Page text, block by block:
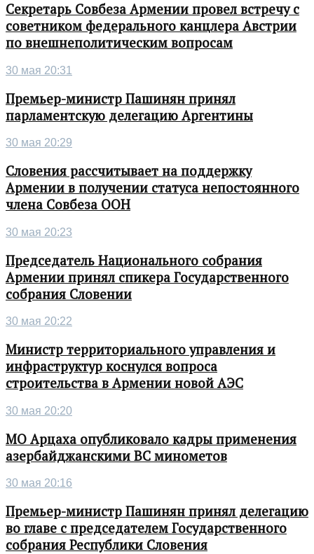
Секретарь Совбеза Армении провел встречу с
советником федерального канцлера Австрии
по внешнеполитическим вопросам
30 мая 20:31
Премьер-министр Пашинян принял
парламентскую делегацию Аргентины
30 мая 20:29
Словения рассчитывает на поддержку
Армении в получении статуса непостоянного
члена Совбеза ООН
30 мая 20:23
Председатель Национального собрания
Армении принял спикера Государственного
собрания Словении
30 мая 20:22
Министр территориального управления и
инфраструктур коснулся вопроса
строительства в Армении новой АЭС
30 мая 20:20
МО Арцаха опубликовало кадры применения
азербайджанскими ВС минометов
30 мая 20:16
Премьер-министр Пашинян принял делегацию
во главе с председателем Государственного
собрания Республики Словения